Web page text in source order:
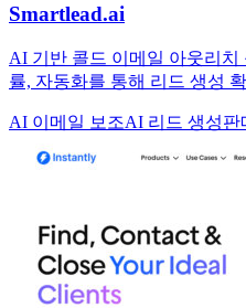
Smartlead.ai
AI 기반 콜드 이메일 아웃리
률, 자동화를 통해 리드 생성
AI 이메일 보조AI 리드 생성판